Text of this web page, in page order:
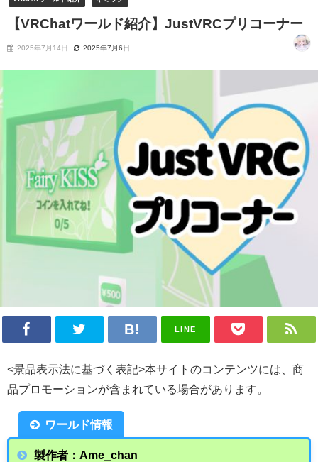
【VRChatワールド紹介】JustVRCプリコーナー
2025年7月14日 2025年7月6日
LINE
<景品表示法に基づく表記>本サイトのコンテンツには、商
品プロモーションが含まれている場合があります。
ワールド情報
製作者：Ame_chan